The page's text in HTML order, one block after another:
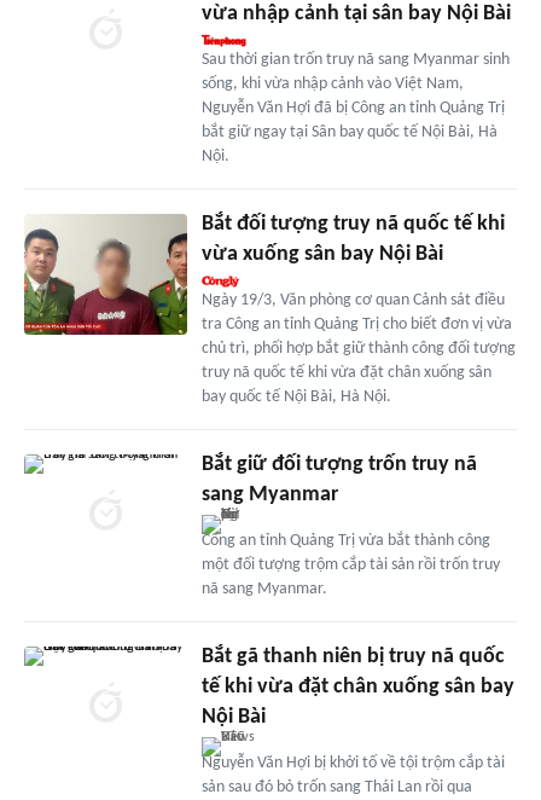
vừa nhập cảnh tại sân bay Nội Bài
Sau thời gian trốn truy nã sang Myanmar sinh
sống, khi vừa nhập cảnh vào Việt Nam,
Nguyễn Văn Hợi đã bị Công an tỉnh Quảng Trị
bắt giữ ngay tại Sân bay quốc tế Nội Bài, Hà
Nội.
Bắt đối tượng truy nã quốc tế khi
vừa xuống sân bay Nội Bài
Ngày 19/3, Văn phòng cơ quan Cảnh sát điều
tra Công an tỉnh Quảng Trị cho biết đơn vị vừa
chủ trì, phối hợp bắt giữ thành công đối tượng
truy nã quốc tế khi vừa đặt chân xuống sân
bay quốc tế Nội Bài, Hà Nội.
Bắt giữ đối tượng trốn truy nã
sang Myanmar
Công an tỉnh Quảng Trị vừa bắt thành công
một đối tượng trộm cắp tài sản rồi trốn truy
nã sang Myanmar.
Bắt gã thanh niên bị truy nã quốc
tế khi vừa đặt chân xuống sân bay
Nội Bài
Nguyễn Văn Hợi bị khởi tố về tội trộm cắp tài
sản sau đó bỏ trốn sang Thái Lan rồi qua